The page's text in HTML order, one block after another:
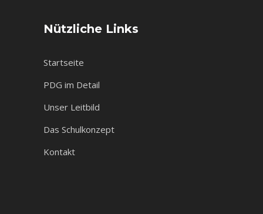
Nützliche Links
Startseite
PDG im Detail
Unser Leitbild
Das Schulkonzept
Kontakt